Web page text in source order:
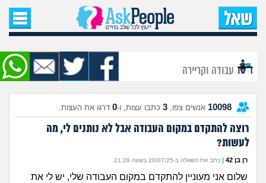
עמוד הבית
שאל שאלה
שאלות חדשות
שאלות שעוררו עניין
מה קורה כאן?
עבודה וקריירה
10098 אנשים צפו, 3 כתבו עצות, ו-0 דרגו את העצות.
רוצה להתקדם במקום העבודה אבל לא נותנים לי, מה
לעשות?
רן בן 42 | כתב את השאלה ב-20/07/25 בשעה 21:29
שלום אני מעוניין להתקדם במקום העבודה שלי, יש לי את